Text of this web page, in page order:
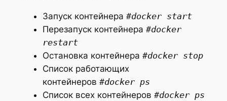
Запуск контейнера #docker start
Перезапуск контейнера #docker
restart
Остановка контейнера #docker stop
Список работающих
контейнеров #docker ps
Список всех контейнеров #docker ps